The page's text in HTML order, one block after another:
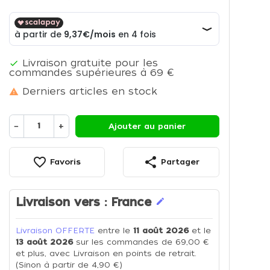
 Livraison gratuite pour les
commandes supérieures à 69 €
 Derniers articles en stock
− + Ajouter au panier
favorite_border Favoris share Partager
Livraison vers : France edit
Livraison OFFERTE entre le 11 août 2026et le
13 août 2026sur les commandes de 69,00 €
et plus, avec Livraison en points de retrait.
(Sinon à partir de 4,90 €)